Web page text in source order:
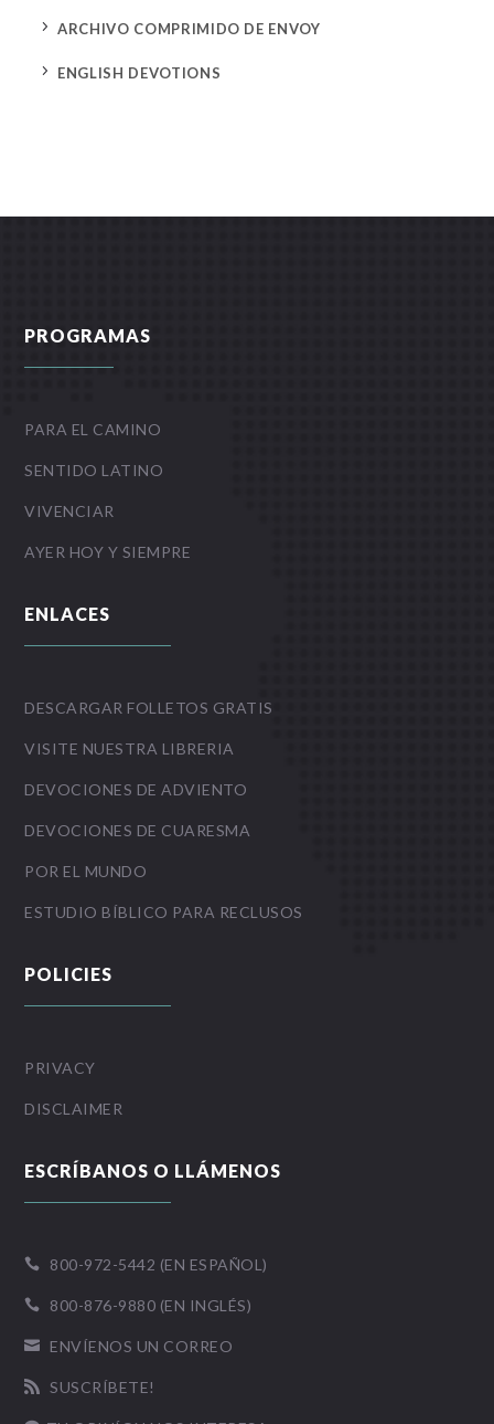
5 ARCHIVO COMPRIMIDO DE ENVOY
5 ENGLISH DEVOTIONS
PROGRAMAS
PARA EL CAMINO
SENTIDO LATINO
VIVENCIAR
AYER HOY Y SIEMPRE
ENLACES
DESCARGAR FOLLETOS GRATIS
VISITE NUESTRA LIBRERIA
DEVOCIONES DE ADVIENTO
DEVOCIONES DE CUARESMA
POR EL MUNDO
ESTUDIO BÍBLICO PARA RECLUSOS
POLICIES
PRIVACY
DISCLAIMER
ESCRÍBANOS O LLÁMENOS
 800-972-5442 (EN ESPAÑOL)
 800-876-9880 (EN INGLÉS)
 ENVÍENOS UN CORREO
 SUSCRÍBETE!